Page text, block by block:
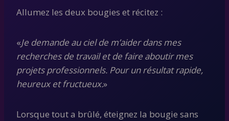
Allumez les deux bougies et récitez :
«Je demande au ciel de m’aider dans mes
recherches de travail et de faire aboutir mes
projets professionnels. Pour un résultat rapide,
heureux et fructueux.»
Lorsque tout a brûlé, éteignez la bougie sans